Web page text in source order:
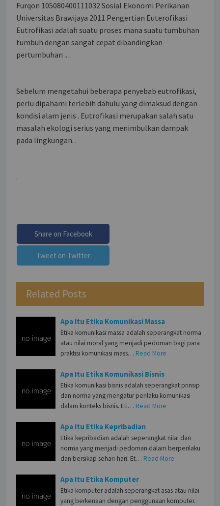
Furqon 105080400111032 Sosial Ekonomi Perikanan
Universitas Brawijaya 2011 Pengertian Euterofikasi
Eutrofikasi adalah suatu proses mana suatu tumbuhan
tumbuh dengan sangat cepat dibandingkan
pertumbuhan ... .
Sebelum mengetahui beberapa penyebab eutrofikasi,
perlu dipahami terlebih dahulu yang dimaksud dengan
kondisi alam jenis . Eutrofikasi merupakan salah satu
masalah ekologi serius yang menimbulkan dampak
pada lingkungan. .
.
Share on Facebook
Tweet on Twitter
Related Posts
Apa Itu Etika Komunikasi Massa
Etika komunikasi massa adalah seperangkat norma
atau nilai moral yang menjadi pedoman bagi para
praktisi komunikasi mass… Read More
Apa Itu Etika Komunikasi Bisnis
Etika komunikasi bisnis adalah seperangkat prinsip
dan norma yang mengatur perilaku komunikasi
dalam konteks bisnis. Eti… Read More
Apa Itu Etika Kepribadian
Etika kepribadian adalah seperangkat nilai dan
norma yang menjadi pedoman dalam berperilaku
dan bersikap sehari-hari. Et… Read More
Apa Itu Etika Komputer
Etika komputer adalah seperangkat asas atau nilai
yang berkenaan dengan penggunaan komputer.